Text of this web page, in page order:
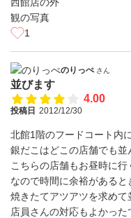
1
のりっぺ さん
並びます
4.00
投稿日 2012/12/30
北館1階のフードコート内
銀だこはどこの店舗でも並
こちらの店舗もお昼時に行
なので時間に余裕がある
焼きたてアツアツを求めて
店員さんの対応もよかった